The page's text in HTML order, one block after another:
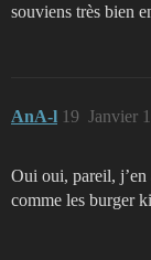
souviens très bien
AnA-l Janvier
19
Oui oui, pareil, j’en
comme les burger